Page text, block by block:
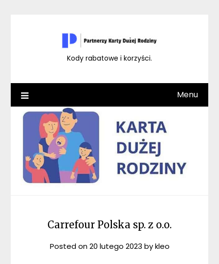
Kody rabatowe i korzyści.
Menu
Carrefour Polska sp. z o.o.
Posted on20 lutego 2023 bykleo